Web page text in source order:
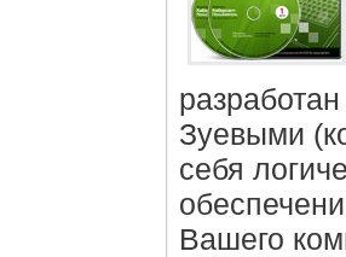
Зуевыми
себя
Вашего